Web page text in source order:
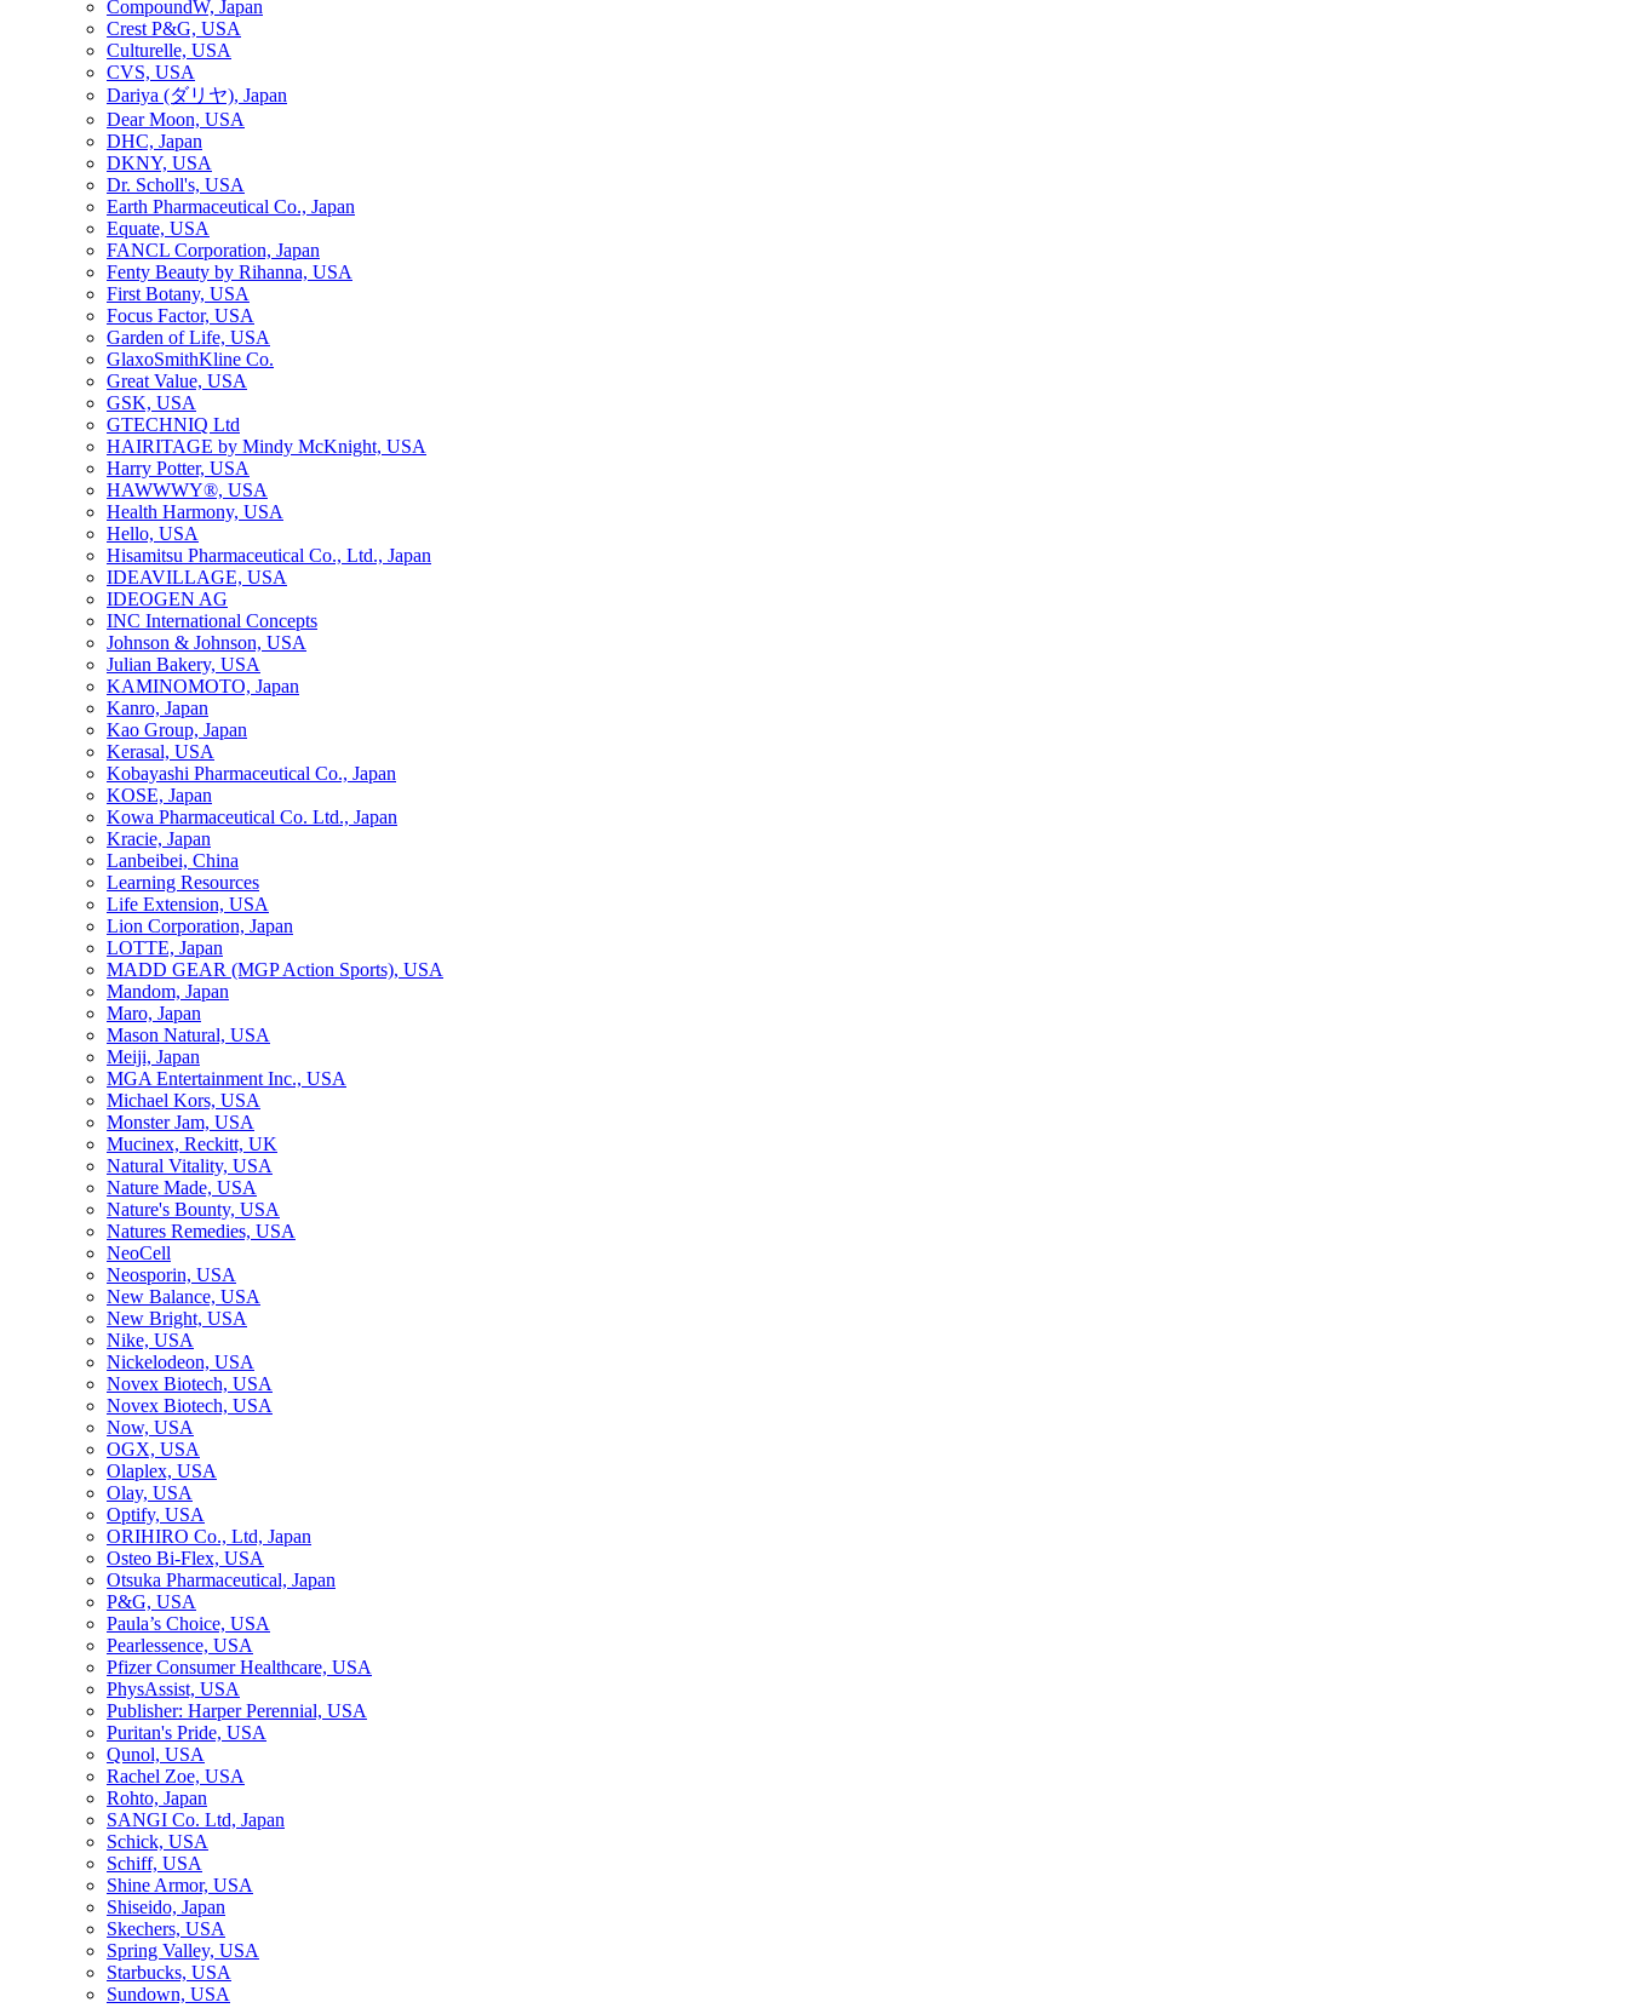
CompoundW, Japan
Crest P&G, USA
Culturelle, USA
CVS, USA
Dariya (ダリヤ), Japan
Dear Moon, USA
DHC, Japan
DKNY, USA
Dr. Scholl's, USA
Earth Pharmaceutical Co., Japan
Equate, USA
FANCL Corporation, Japan
Fenty Beauty by Rihanna, USA
First Botany, USA
Focus Factor, USA
Garden of Life, USA
GlaxoSmithKline Co.
Great Value, USA
GSK, USA
GTECHNIQ Ltd
HAIRITAGE by Mindy McKnight, USA
Harry Potter, USA
HAWWWY®, USA
Health Harmony, USA
Hello, USA
Hisamitsu Pharmaceutical Co., Ltd., Japan
IDEAVILLAGE, USA
IDEOGEN AG
INC International Concepts
Johnson & Johnson, USA
Julian Bakery, USA
KAMINOMOTO, Japan
Kanro, Japan
Kao Group, Japan
Kerasal, USA
Kobayashi Pharmaceutical Co., Japan
KOSE, Japan
Kowa Pharmaceutical Co. Ltd., Japan
Kracie, Japan
Lanbeibei, China
Learning Resources
Life Extension, USA
Lion Corporation, Japan
LOTTE, Japan
MADD GEAR (MGP Action Sports), USA
Mandom, Japan
Maro, Japan
Mason Natural, USA
Meiji, Japan
MGA Entertainment Inc., USA
Michael Kors, USA
Monster Jam, USA
Mucinex, Reckitt, UK
Natural Vitality, USA
Nature Made, USA
Nature's Bounty, USA
Natures Remedies, USA
NeoCell
Neosporin, USA
New Balance, USA
New Bright, USA
Nike, USA
Niсkelodeon, USA
Novex Biotech, USA
Novex Biotech, USA
Now, USA
OGX, USA
Olaplex, USA
Olay, USA
Optify, USA
ORIHIRO Co., Ltd, Japan
Osteo Bi-Flex, USA
Otsuka Pharmaceutical, Japan
P&G, USA
Paula’s Choice, USA
Pearlessence, USA
Pfizer Consumer Healthcare, USA
PhysAssist, USA
Publisher: Harper Perennial, USA
Puritan's Pride, USA
Qunol, USA
Rachel Zoe, USA
Rohto, Japan
SANGI Co. Ltd, Japan
Schick, USA
Schiff, USA
Shine Armor, USA
Shiseido, Japan
Skechers, USA
Spring Valley, USA
Starbucks, USA
Sundown, USA